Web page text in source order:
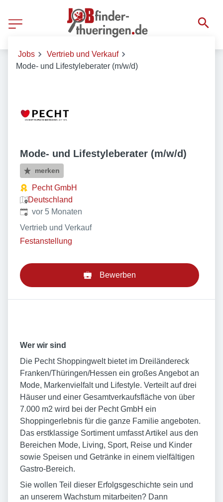
Jobs
Vertrieb und Verkauf
Mode- und Lifestyleberater (m/w/d)
Mode- und Lifestyleberater (m/w/d)
merken
Pecht GmbH
Deutschland
Veröffentlicht:
vor 5 Monaten
Vertrieb und Verkauf
Festanstellung
Bewerben
Wer wir sind
Die Pecht Shoppingwelt bietet im Dreiländereck
Franken/Thüringen/Hessen ein großes Angebot an
Mode, Markenvielfalt und Lifestyle. Verteilt auf drei
Häuser und einer Gesamtverkaufsfläche von über
7.000 m2 wird bei der Pecht GmbH ein
Shoppingerlebnis für die ganze Familie angeboten.
Das erstklassige Sortiment umfasst Artikel aus den
Bereichen Mode, Living, Sport, Reise und Kinder
sowie Speisen und Getränke in einem vielfältigen
Gastro-Bereich.
Sie wollen Teil dieser Erfolgsgeschichte sein und
an unserem Wachstum mitarbeiten? Dann